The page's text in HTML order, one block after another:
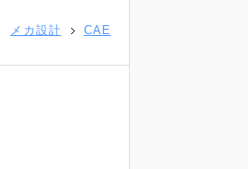
メカ設計 CAE